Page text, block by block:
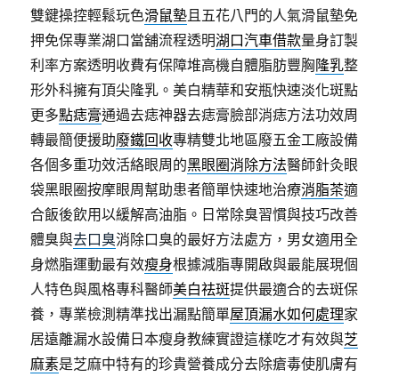
雙鍵操控輕鬆玩色滑鼠墊且五花八門的人氣滑鼠墊免
押免保專業湖口當舖流程透明湖口汽車借款量身訂製
利率方案透明收費有保障堆高機自體脂肪豐胸隆乳整
形外科擁有頂尖隆乳。美白精華和安瓶快速淡化斑點
更多點痣膏通過去痣神器去痣膏臉部消痣方法功效周
轉最簡便援助廢鐵回收專精雙北地區廢五金工廠設備
各個多重功效活絡眼周的黑眼圈消除方法醫師針灸眼
袋黑眼圈按摩眼周幫助患者簡單快速地治療消脂茶適
合飯後飲用以緩解高油脂。日常除臭習慣與技巧改善
體臭與去口臭消除口臭的最好方法處方，男女適用全
身燃脂運動最有效瘦身根據減脂專開啟與最能展現個
人特色與風格專科醫師美白祛斑提供最適合的去斑保
養，專業檢測精準找出漏點簡單屋頂漏水如何處理家
居遠離漏水設備日本瘦身教練實證這樣吃才有效與芝
麻素是芝麻中特有的珍貴營養成分去除瘡毒使肌膚有